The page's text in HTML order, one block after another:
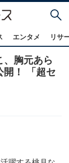
エンタメ リサ
、胸元あら
開！ 「超セ